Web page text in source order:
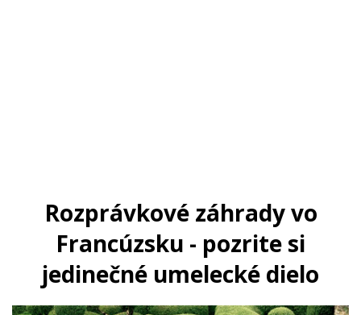
Rozprávkové záhrady vo
Francúzsku - pozrite si
jedinečné umelecké dielo